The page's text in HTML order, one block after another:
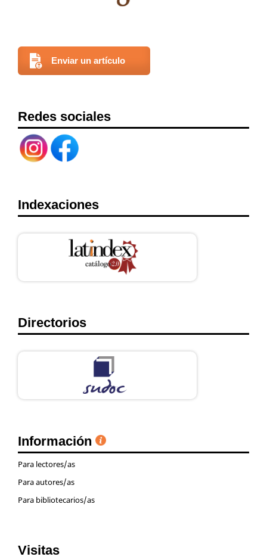
Enviar un artículo
Redes sociales
Indexaciones
Directorios
Información
Para lectores/as
Para autores/as
Para bibliotecarios/as
Visitas